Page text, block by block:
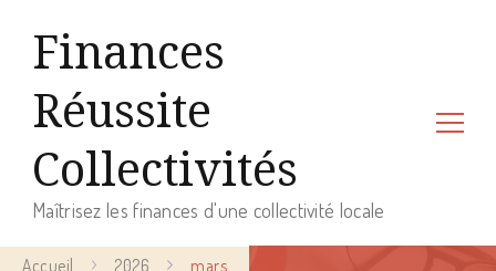
Finances
Réussite
Collectivités
Maîtrisez les finances d'une collectivité locale
Accueil 2026 mars